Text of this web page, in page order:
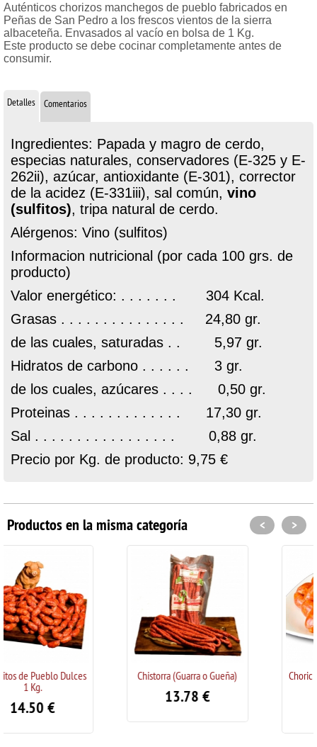
Auténticos chorizos manchegos de pueblo fabricados en
Peñas de San Pedro a los frescos vientos de la sierra
albaceteña. Envasados al vacío en bolsa de 1 Kg.
Este producto se debe cocinar completamente antes de
consumir.
Detalles Comentarios
Ingredientes: Papada y magro de cerdo,
especias naturales, conservadores (E-325 y E-
262ii), azúcar, antioxidante (E-301), corrector
de la acidez (E-331iii), sal común, vino
(sulfitos), tripa natural de cerdo.
Alérgenos: Vino (sulfitos)
Informacion nutricional (por cada 100 grs. de
producto)
Valor energético: . . . . . . . 304 Kcal.
Grasas . . . . . . . . . . . . . . . 24,80 gr.
de las cuales, saturadas . . 5,97 gr.
Hidratos de carbono . . . . . . 3 gr.
de los cuales, azúcares . . . . 0,50 gr.
Proteinas . . . . . . . . . . . . . 17,30 gr.
Sal . . . . . . . . . . . . . . . . . 0,88 gr.
Precio por Kg. de producto: 9,75 €
Productos en la misma categoría
Chistorra (Guarra o Gueña)
Choricitos "Dulces" Sierra de
Peñas | 1 Kg.
< >